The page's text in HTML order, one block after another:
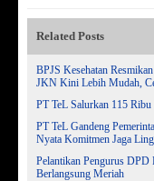
Related Posts
BPJS Kesehatan
JKN Kini Lebih Mudah,
PT TeL Salurkan 115
PT TeL Gandeng
Nyata Komitmen Jaga
Pelantikan Pengurus
Berlangsung Meriah